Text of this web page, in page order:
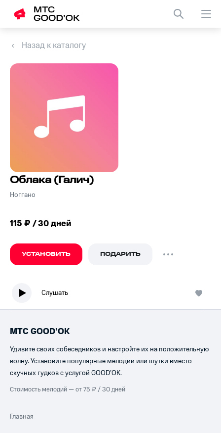
Назад к каталогу
Облака (Галич)
Ноггано
115 ₽ / 30 дней
УСТАНОВИТЬ ПОДАРИТЬ
Слушать
МТС GOOD’OK
Удивите своих собеседников и настройте их на положительную
волну. Установите популярные мелодии или шутки вместо
скучных гудков с услугой GOOD’OK.
Стоимость мелодий — от 75 ₽ / 30 дней
Главная